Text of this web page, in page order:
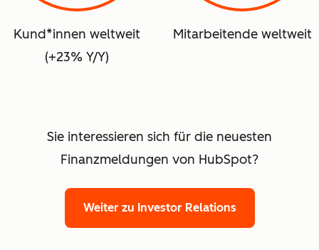
Kund*innen weltweit
(+23% Y/Y)
Mitarbeitende weltweit
Sie interessieren sich für die neuesten
Finanzmeldungen von HubSpot?
Weiter zu Investor Relations